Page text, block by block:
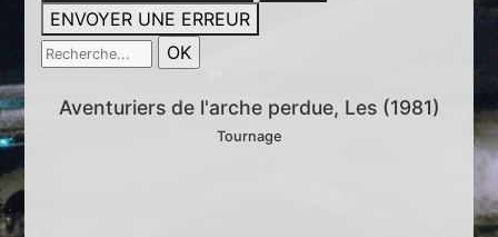
ENVOYER UNE ERREUR
Aventuriers de l'arche perdue, Les (1981)
Tournage